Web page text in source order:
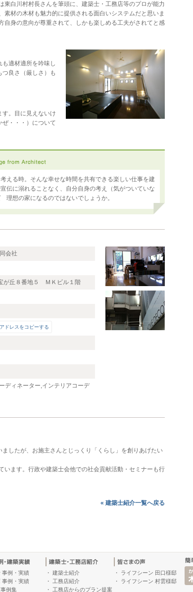
東白川村村長さんを筆頭に、建築士・工務店等のプロが能力
素材の木材も魅力的に提供される面白いシステムだと思いま
自身の意向が尊重されて、しかも楽しめる工夫がされてと感
適材適所を吟味し
良さ（厳しさ）も
。目に見えないけ
・・・）について
える時。そんな幸せな時間を共有できる楽しい仕事を建
伝に溺れることなく、自分自身の考え（気がついていな
想の家になるのではないでしょうか。
会社
が丘８番地５ ＭＫビル１階
ドレスをコピーする
ディネーター,インテリアコーデ
したが、お施主さんとじっくり「くらし」を創りあげたい
ます。行政や建築士会他での社会貢献活動・セミナーも行
« 建築士紹介一覧へ戻る
事例・実績
事例・実績
例集
・ 建築士紹介
・
工務店紹介
・
工務店からのプラン提案
・
ライフシーン 田口様邸
・
ライフシーン 村雲様邸